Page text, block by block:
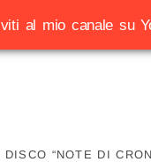
DISCO “NOTE DI
al mio canale su